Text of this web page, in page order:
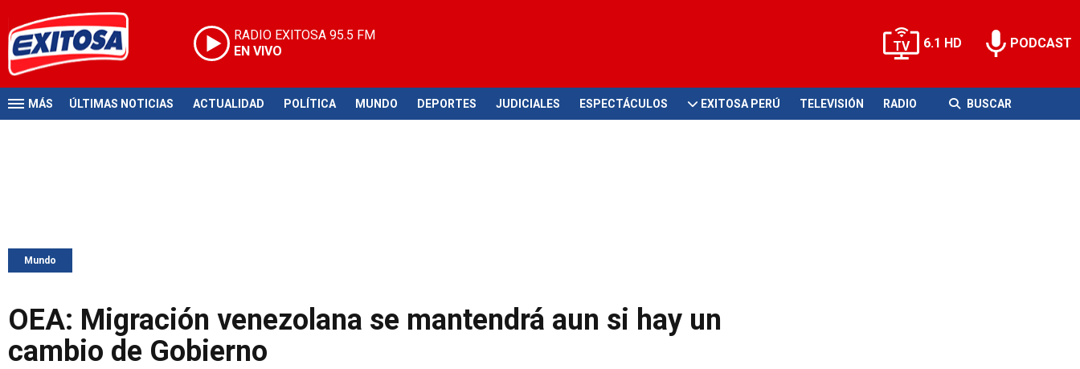
RADIO EXITOSA 95.5 FM
EN VIVO
6.1 HD PODCAST
MÁS ÚLTIMAS NOTICIAS ACTUALIDAD POLÍTICA MUNDO DEPORTES JUDICIALES ESPECTÁCULOS EXITOSA PERÚ TELEVISIÓN RADIO BUSCAR
Mundo
OEA: Migración venezolana se mantendrá aun si hay un
cambio de Gobierno